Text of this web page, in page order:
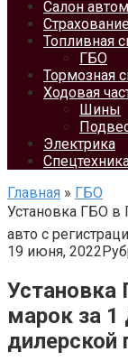
Салон
Топливная
ГБО
Тормозная
Ходовая
Шины
Электрика
Главная » ГБО
Установка ГБО в
авто с
19 июня, 2022
Установка
марок за 1
дилерской